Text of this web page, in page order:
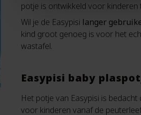
potje is ontwikkeld voor
Wil je de Easypisi langer
kind groot genoeg is voor het
wastafel.
Easypisi baby
Het potje van Easypisi is
voor kinderen vanaf de